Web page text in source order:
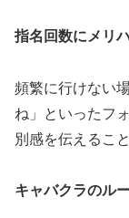
指名回数にメリ
頻繁に行けない
ね」といったフ
別感を伝えるこ
キャバクラのル